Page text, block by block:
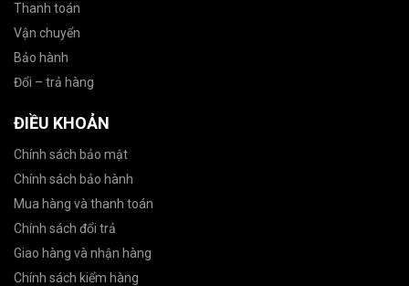
Thanh toán
Vận chuyển
Bảo hành
Đổi – trả hàng
ĐIỀU KHOẢN
Chính sách bảo mật
Chính sách bảo hành
Mua hàng và thanh toán
Chính sách đổi trả
Giao hàng và nhận hàng
Chính sách kiểm hàng